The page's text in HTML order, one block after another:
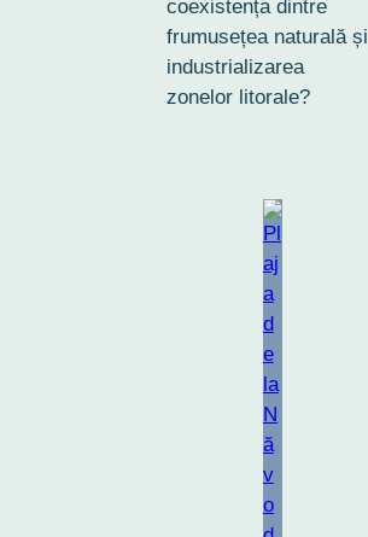
coexistența dintre
frumusețea naturală și
industrializarea
zonelor litorale?